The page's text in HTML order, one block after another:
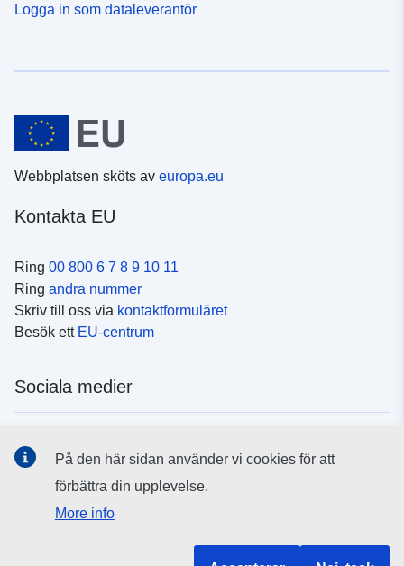
Logga in som dataleverantör
Webbplatsen sköts av europa.eu
Kontakta EU
Ring 00 800 6 7 8 9 10 11
Ring andra nummer
Skriv till oss via kontaktformuläret
Besök ett EU-centrum
Sociala medier
EU:s institutioner och organ
På den här sidan använder vi cookies för att
förbättra din upplevelse.
More info